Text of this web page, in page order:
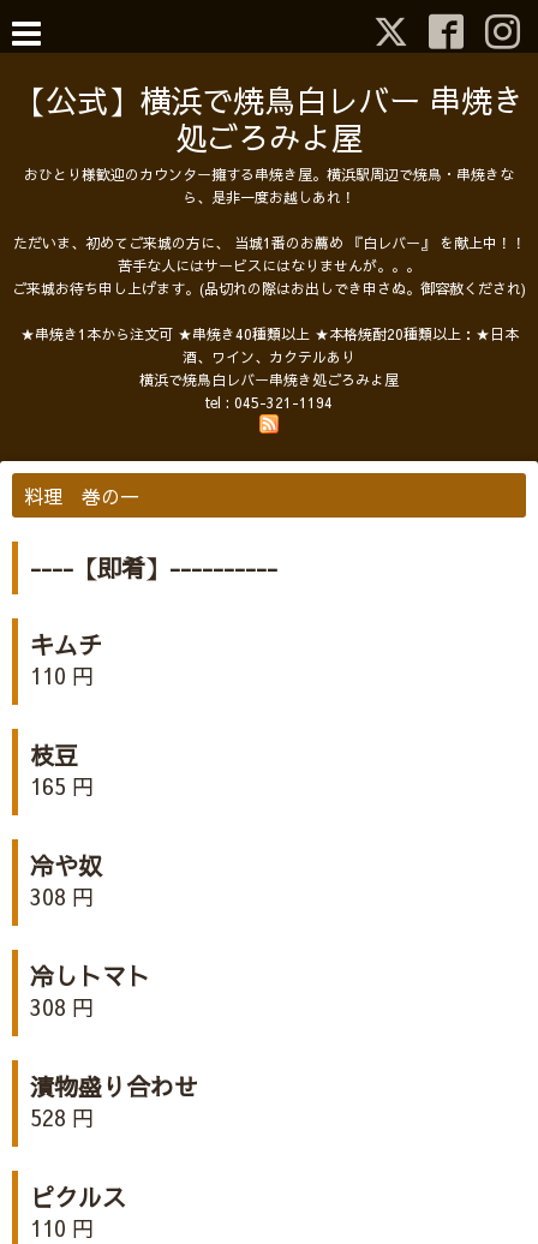
【公式】横浜で焼鳥白レバー 串焼き
処ごろみよ屋
おひとり様歓迎のカウンター擁する串焼き屋。横浜駅周辺で焼鳥・串焼きな
ら、是非一度お越しあれ！
ただいま、初めてご来城の方に、 当城1番のお薦め 『白レバー』 を献上中！！
苦手な人にはサービスにはなりませんが。。。
ご来城お待ち申し上げます。(品切れの際はお出しでき申さぬ。御容赦くだされ)
★串焼き1本から注文可 ★串焼き40種類以上 ★本格焼酎20種類以上：★日本
酒、ワイン、カクテルあり
横浜で焼鳥白レバー串焼き処ごろみよ屋
tel : 045-321-1194
料理 巻の一
----【即肴】----------
キムチ
110 円
枝豆
165 円
冷や奴
308 円
冷しトマト
308 円
漬物盛り合わせ
528 円
ピクルス
110 円